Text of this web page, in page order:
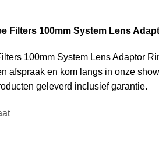
Filters 100mm System Lens
100mm System Lens Adaptor
afspraak en kom langs in onze
geleverd inclusief garantie.